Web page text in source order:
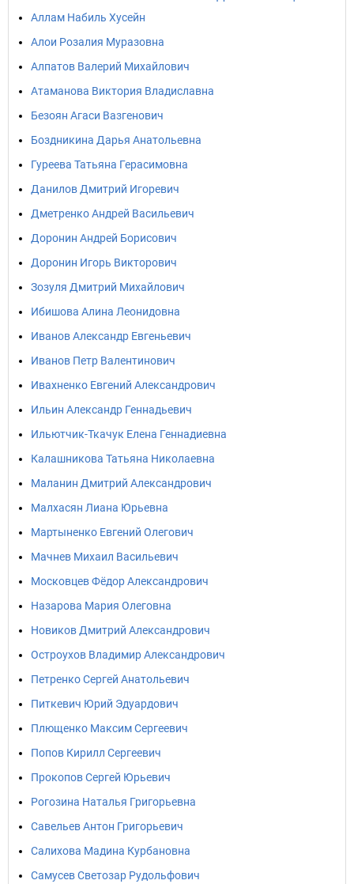
Аллам Набиль Хусейн
Алои Розалия Муразовна
Алпатов Валерий Михайлович
Атаманова Виктория Владиславна
Безоян Агаси Вазгенович
Боздникина Дарья Анатольевна
Гуреева Татьяна Герасимовна
Данилов Дмитрий Игоревич
Дметренко Андрей Васильевич
Доронин Андрей Борисович
Доронин Игорь Викторович
Зозуля Дмитрий Михайлович
Ибишова Алина Леонидовна
Иванов Александр Евгеньевич
Иванов Петр Валентинович
Ивахненко Евгений Александрович
Ильин Александр Геннадьевич
Ильютчик-Ткачук Елена Геннадиевна
Калашникова Татьяна Николаевна
Маланин Дмитрий Александрович
Малхасян Лиана Юрьевна
Мартыненко Евгений Олегович
Мачнев Михаил Васильевич
Московцев Фёдор Александрович
Назарова Мария Олеговна
Новиков Дмитрий Александрович
Остроухов Владимир Александрович
Петренко Сергей Анатольевич
Питкевич Юрий Эдуардович
Плющенко Максим Сергеевич
Попов Кирилл Сергеевич
Прокопов Сергей Юрьевич
Рогозина Наталья Григорьевна
Савельев Антон Григорьевич
Салихова Мадина Курбановна
Самусев Светозар Рудольфович